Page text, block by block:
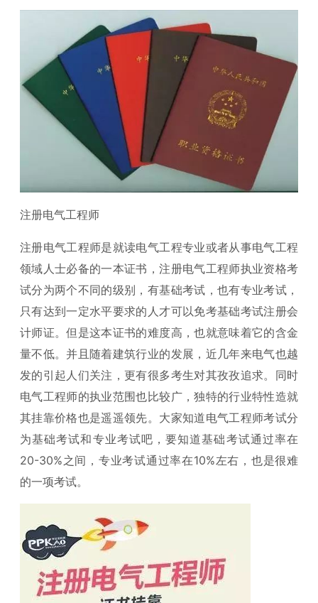
注册电气工程师
注册电气工程师是就读电气工程专业或者从事电气工程
领域人士必备的一本证书，注册电气工程师执业资格考
试分为两个不同的级别，有基础考试，也有专业考试，
只有达到一定水平要求的人才可以免考基础考试注册会
计师证。但是这本证书的难度高，也就意味着它的含金
量不低。并且随着建筑行业的发展，近几年来电气也越
发的引起人们关注，更有很多考生对其孜孜追求。同时
电气工程师的执业范围也比较广，独特的行业特性造就
其挂靠价格也是遥遥领先。大家知道电气工程师考试分
为基础考试和专业考试吧，要知道基础考试通过率在
20-30%之间，专业考试通过率在10%左右，也是很难
的一项考试。